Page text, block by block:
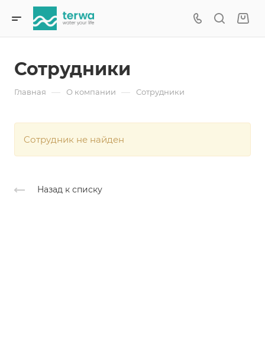
Сотрудники
Главная — О компании — Сотрудники
Cотрудник не найден
Назад к списку